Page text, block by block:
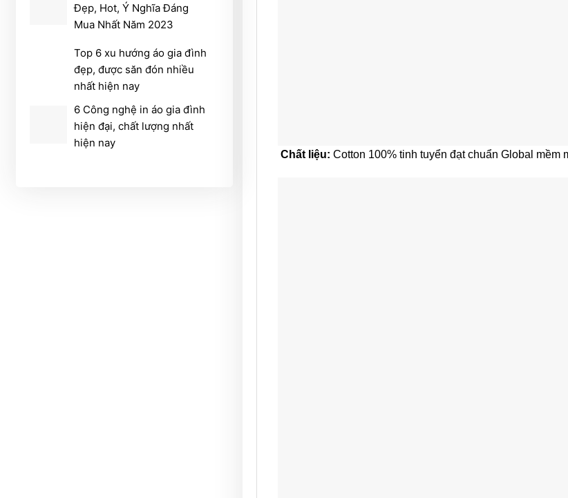
Đẹp, Hot, Ý Nghĩa Đáng
Mua Nhất Năm 2023
Top 6 xu hướng áo gia đình
đẹp, được săn đón nhiều
nhất hiện nay
6 Công nghệ in áo gia đình
hiện đại, chất lượng nhất
hiện nay
Chất liệu: Cotton 100% tinh tuyển đạt chuẩn Global mềm